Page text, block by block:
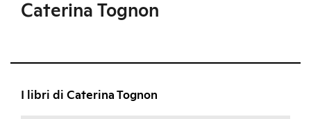
Caterina Tognon
I libri di Caterina Tognon